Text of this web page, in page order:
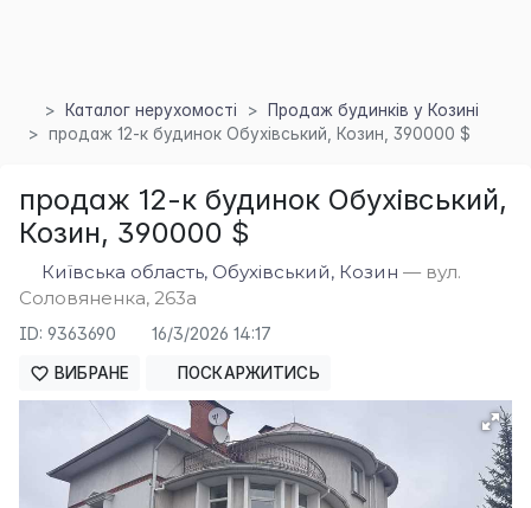
Каталог нерухомості
Продаж будинків у Козині
продаж 12-к будинок Обухівський, Козин, 390000 $
продаж 12-к будинок Обухівський,
Козин, 390000 $
Київська область, Обухівський, Козин — вул.
Соловяненка, 263а
ID: 9363690 16/3/2026 14:17
ВИБРАНЕ ПОСКАРЖИТИСЬ